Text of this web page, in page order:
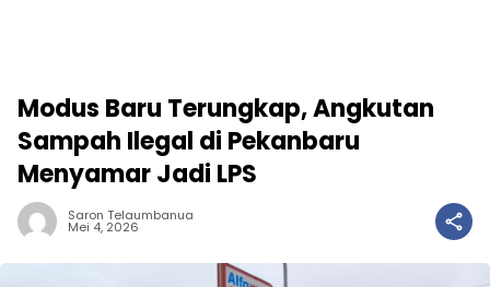
Modus Baru Terungkap, Angkutan
Sampah Ilegal di Pekanbaru
Menyamar Jadi LPS
Saron Telaumbanua
Mei 4, 2026